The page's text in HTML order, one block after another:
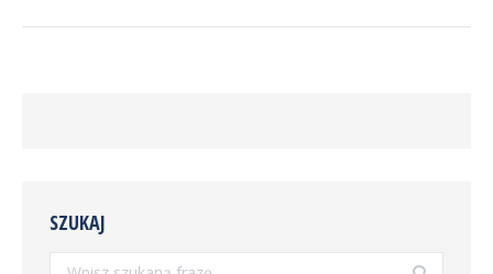
SZUKAJ
Szukaj: